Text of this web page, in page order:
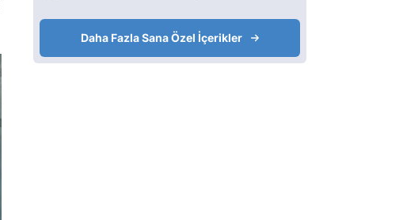
Daha Fazla Sana Özel İçerikler